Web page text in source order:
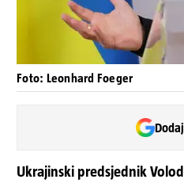
Foto: Leonhard Foeger
Ukrajinski predsjednik